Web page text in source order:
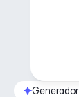
Generador